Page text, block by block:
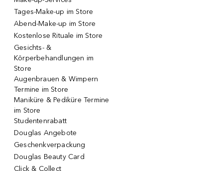
Tages-Make-up im Store
Abend-Make-up im Store
Kostenlose Rituale im Store
Gesichts- &
Körperbehandlungen im
Store
Augenbrauen & Wimpern
Termine im Store
Maniküre & Pediküre Termine
im Store
Studentenrabatt
Douglas Angebote
Geschenkverpackung
Douglas Beauty Card
Click & Collect